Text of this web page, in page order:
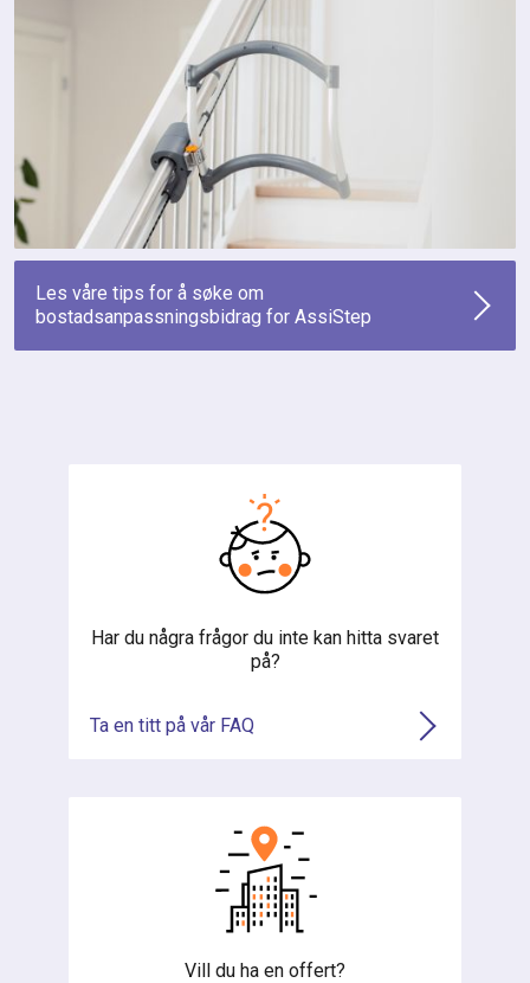
Les våre tips for å søke om
bostadsanpassningsbidrag for AssiStep
Har du några frågor du inte kan hitta svaret
på?
Ta en titt på vår FAQ
Vill du ha en offert?